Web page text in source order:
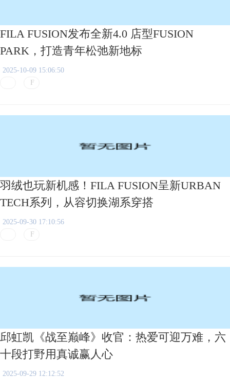
FILA FUSION发布全新4.0 店型FUSION
PARK，打造青年松弛新地标
2025-10-09 15:06:50
羽绒也玩新机感！FILA FUSION呈新URBAN
TECH系列，从容切换湖系穿搭
2025-09-30 17:10:56
邱虹凯《战至巅峰》收官：热爱可迎万难，六
十段打野用真诚赢人心
2025-09-29 12:12:52